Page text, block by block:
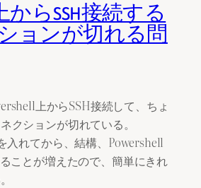
からSSH接続する
ョンが切れる問
上からSSH接続して、ちょ
クションが切れている。
入れてから、結構、Powershell
ことが増えたので、簡単にきれ